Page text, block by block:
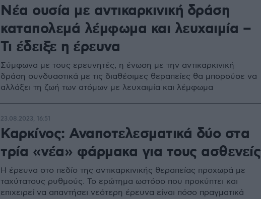
Νέα ουσία με αντικαρκινική δράση
καταπολεμά λέμφωμα και λευχαιμία –
Τι έδειξε η έρευνα
Σύμφωνα με τους ερευνητές, η ένωση με την αντικαρκινική
δράση συνδυαστικά με τις διαθέσιμες θεραπείες θα μπορούσε να
αλλάξει τη ζωή των ατόμων με λευχαιμία και λέμφωμα
Καρκίνος: Αναποτελεσματικά δύο στα
τρία «νέα» φάρμακα για τους ασθενείς
Η έρευνα στο πεδίο της αντικαρκινικής θεραπείας προχωρά με
ταχύτατους ρυθμούς. Το ερώτημα ωστόσο που προκύπτει και
επιχειρεί να απαντήσει νεότερη έρευνα είναι πόσο πραγματικά
23.08.2023, 16:51